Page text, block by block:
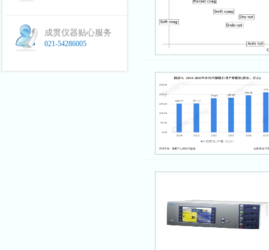
成贯仪器贴心服务
021-54286005